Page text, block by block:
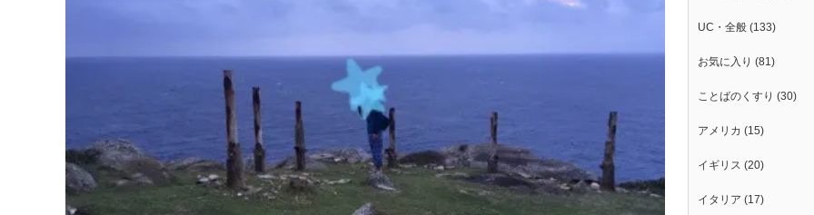
UC・全般 (133)
お気に入り (81)
ことばのくすり (30)
アメリカ (15)
イギリス (20)
イタリア (17)